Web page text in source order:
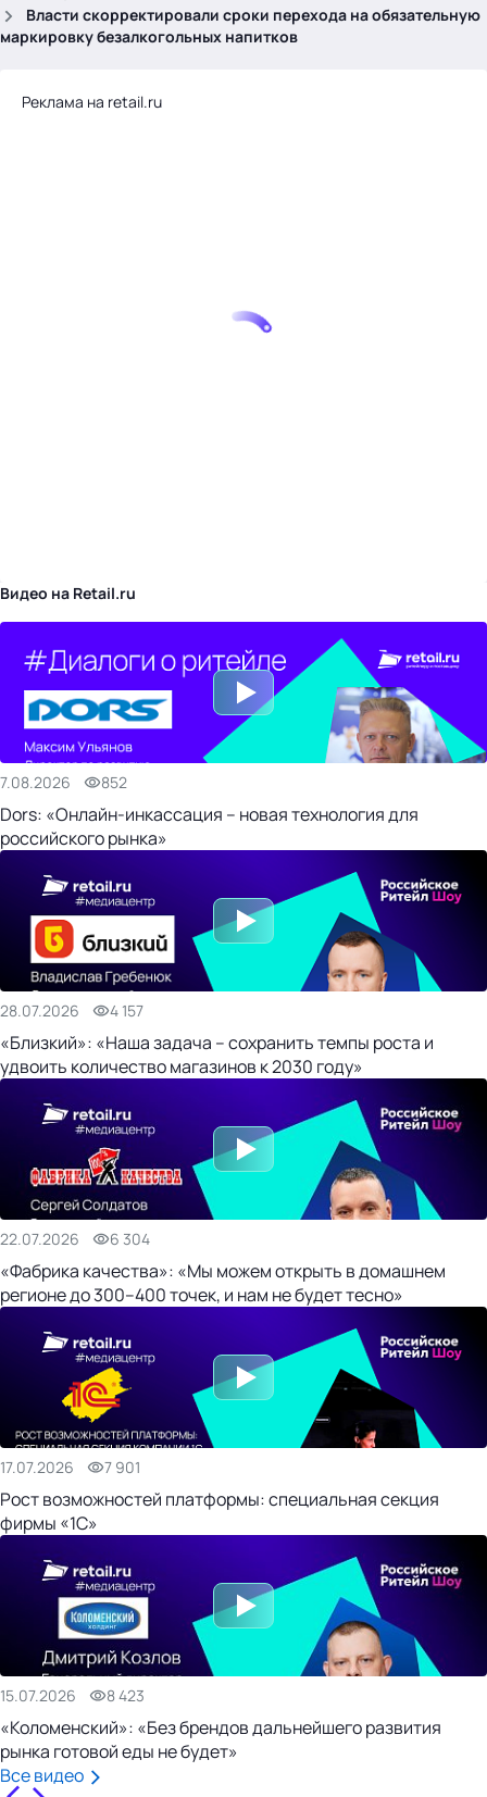
Власти скорректировали сроки перехода на обязательную
маркировку безалкогольных напитков
Реклама на retail.ru
Видео на Retail.ru
7.08.2026 852
Dors: «Онлайн-инкассация – новая технология для
российского рынка»
28.07.2026 4 157
«Близкий»: «Наша задача – сохранить темпы роста и
удвоить количество магазинов к 2030 году»
22.07.2026 6 304
«Фабрика качества»: «Мы можем открыть в домашнем
регионе до 300–400 точек, и нам не будет тесно»
17.07.2026 7 901
Рост возможностей платформы: специальная секция
фирмы «1С»
15.07.2026 8 423
«Коломенский»: «Без брендов дальнейшего развития
рынка готовой еды не будет»
Все видео